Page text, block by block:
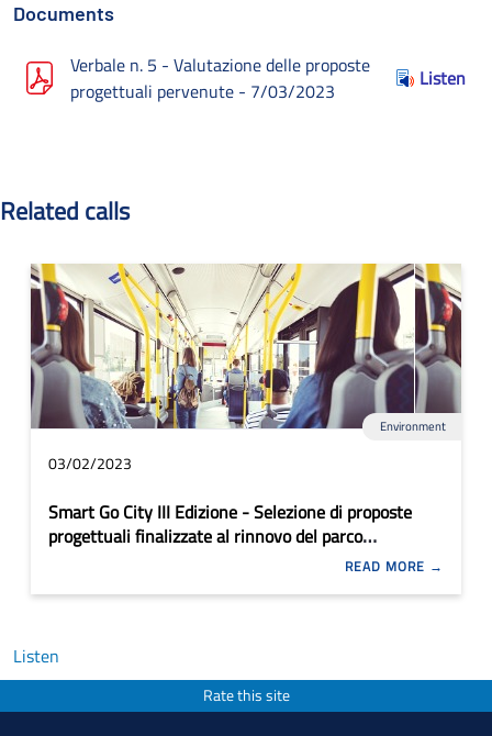
Documents
Verbale n. 5 - Valutazione delle proposte
progettuali pervenute - 7/03/2023
Listen
Related calls
Environment
03/02/2023
Smart Go City III Edizione - Selezione di proposte
progettuali finalizzate al rinnovo del parco
READ MORE
Listen
Rate this site